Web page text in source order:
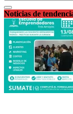
Noticias de